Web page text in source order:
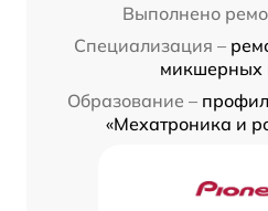
Выполнено
Специализация –
микшерных
Образование –
«Мехатроника и